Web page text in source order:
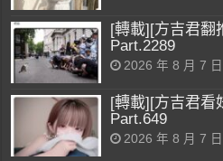
[轉載][方吉君翻
Part.2289
2026 年 8 月 7 日
[轉載][方吉君看
Part.649
2026 年 8 月 7 日